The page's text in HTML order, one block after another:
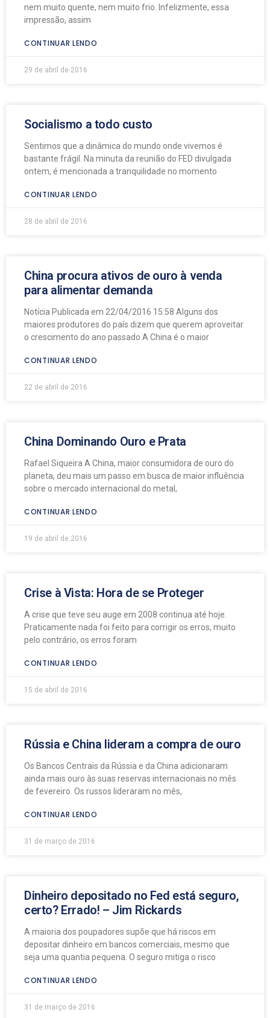
nem muito quente, nem muito frio. Infelizmente, essa
impressão, assim
CONTINUAR LENDO
29 de abril de 2016
Socialismo a todo custo
Sentimos que a dinâmica do mundo onde vivemos é
bastante frágil. Na minuta da reunião do FED divulgada
ontem, é mencionada a tranquilidade no momento
CONTINUAR LENDO
28 de abril de 2016
China procura ativos de ouro à venda
para alimentar demanda
Notícia Publicada em 22/04/2016 15:58 Alguns dos
maiores produtores do país dizem que querem aproveitar
o crescimento do ano passado A China é o maior
CONTINUAR LENDO
22 de abril de 2016
China Dominando Ouro e Prata
Rafael Siqueira A China, maior consumidora de ouro do
planeta, deu mais um passo em busca de maior influência
sobre o mercado internacional do metal,
CONTINUAR LENDO
19 de abril de 2016
Crise à Vista: Hora de se Proteger
A crise que teve seu auge em 2008 continua até hoje.
Praticamente nada foi feito para corrigir os erros, muito
pelo contrário, os erros foram
CONTINUAR LENDO
15 de abril de 2016
Rússia e China lideram a compra de ouro
Os Bancos Centrais da Rússia e da China adicionaram
ainda mais ouro às suas reservas internacionais no mês
de fevereiro. Os russos lideraram no mês,
CONTINUAR LENDO
31 de março de 2016
Dinheiro depositado no Fed está seguro,
certo? Errado! – Jim Rickards
A maioria dos poupadores supõe que há riscos em
depositar dinheiro em bancos comerciais, mesmo que
seja uma quantia pequena. O seguro mitiga o risco
CONTINUAR LENDO
31 de março de 2016